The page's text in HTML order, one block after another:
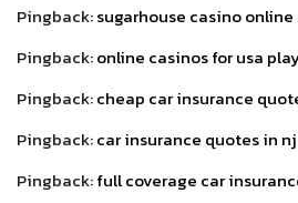
Pingback:sugarhouse casino online
Pingback:online casinos for usa
Pingback:cheap car insurance
Pingback:car insurance quotes in nj
Pingback:full coverage car